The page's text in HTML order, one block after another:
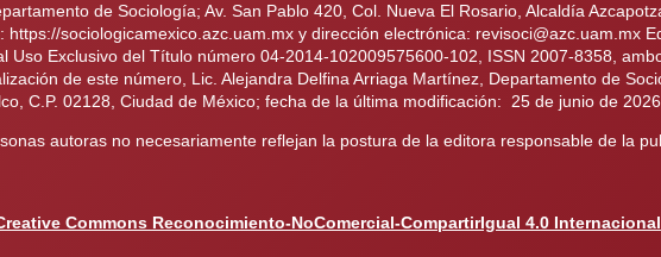
de Sociología; Av. San Pablo 420, Col. Nueva El Rosario, Alcaldía
sociologicamexico.azc.uam.mx y dirección electrónica: revisoci@azc.uam.mx
Uso Exclusivo del Título número 04-2014-102009575600-102, ISSN 2007-8358,
de este número, Lic. Alejandra Delfina Arriaga Martínez, Departamento de
C.P. 02128, Ciudad de México; fecha de la última modificación: 25 de junio de
autoras no necesariamente reflejan la postura de la editora responsable de la
Commons Reconocimiento-NoComercial-CompartirIgual 4.0 Internacional